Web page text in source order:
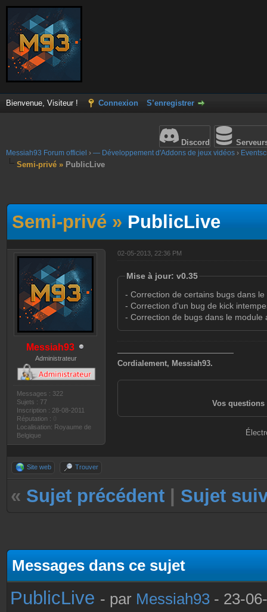
Bienvenue, Visiteur ! Connexion S’enregistrer
Discord
Messiah93 Forum officiel › — Développement d'Addons de jeux vidéos ›
Semi-privé » PublicLive
Semi-privé »PublicLive
Messiah93
Administrateur
Messages : 322
Sujets : 77
Inscription : 28-08-2011
Réputation :
Localisation: Royaume de
Belgique
02-05-2013, 22:36 PM
Mise à jour: v0.35
- Correction de certains bugs dans
- Correction d'un bug de kick
- Correction de bugs dans le module
———————————————
Cordialement, Messiah93.
Vos questions
Site web Trouver
« Sujet précédent Sujet
Messages dans ce sujet
PublicLive - par Messiah93 - 23-